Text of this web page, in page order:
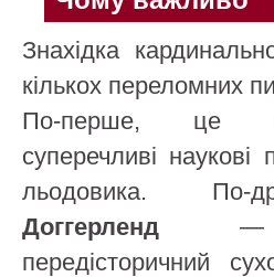
Знахідка
кількох переломних
По-перше, це
суперечливі наукові
льодовика. По-
Доггерленд —
передісторичний